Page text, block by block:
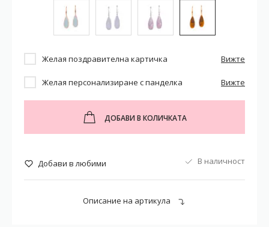
Желая поздравителна картичка Вижте
Желая персонализиране с панделка Вижте
ДОБАВИ В КОЛИЧКАТА
Добави в любими В наличност
Описание на артикула